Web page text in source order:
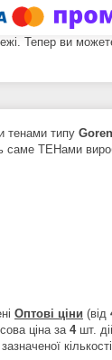
Тепер ви
тенами типу
саме ТЕНами
Оптові ціни (від
ціна за 4 шт.